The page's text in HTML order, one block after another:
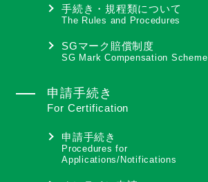
手続き・規程類について
The Rules and Procedures
SGマーク賠償制度
SG Mark Compensation Scheme
申請手続き
For Certification
申請手続き
Procedures for
Applications/Notifications